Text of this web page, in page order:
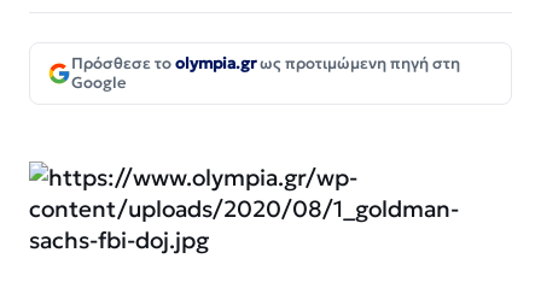
Πρόσθεσε τοolympia.grως προτιμώμενη πηγή στη
Google